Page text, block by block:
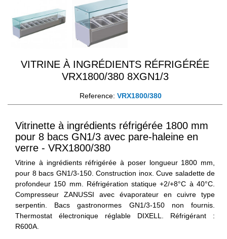
VITRINE À INGRÉDIENTS RÉFRIGÉRÉE
VRX1800/380 8XGN1/3
Reference: VRX1800/380
Vitrinette à ingrédients réfrigérée 1800 mm
pour 8 bacs GN1/3 avec pare-haleine en
verre - VRX1800/380
Vitrine à ingrédients réfrigérée à poser longueur 1800 mm,
pour 8 bacs GN1/3-150. Construction inox. Cuve saladette de
profondeur 150 mm. Réfrigération statique +2/+8°C à 40°C.
Compresseur ZANUSSI avec évaporateur en cuivre type
serpentin. Bacs gastronormes GN1/3-150 non fournis.
Thermostat électronique réglable DIXELL. Réfrigérant :
R600A.